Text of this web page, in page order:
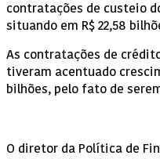
contratações de custeio
situando em R$ 22,58
As contratações de
tiveram acentuado
bilhões, pelo fato de
O diretor da Política de